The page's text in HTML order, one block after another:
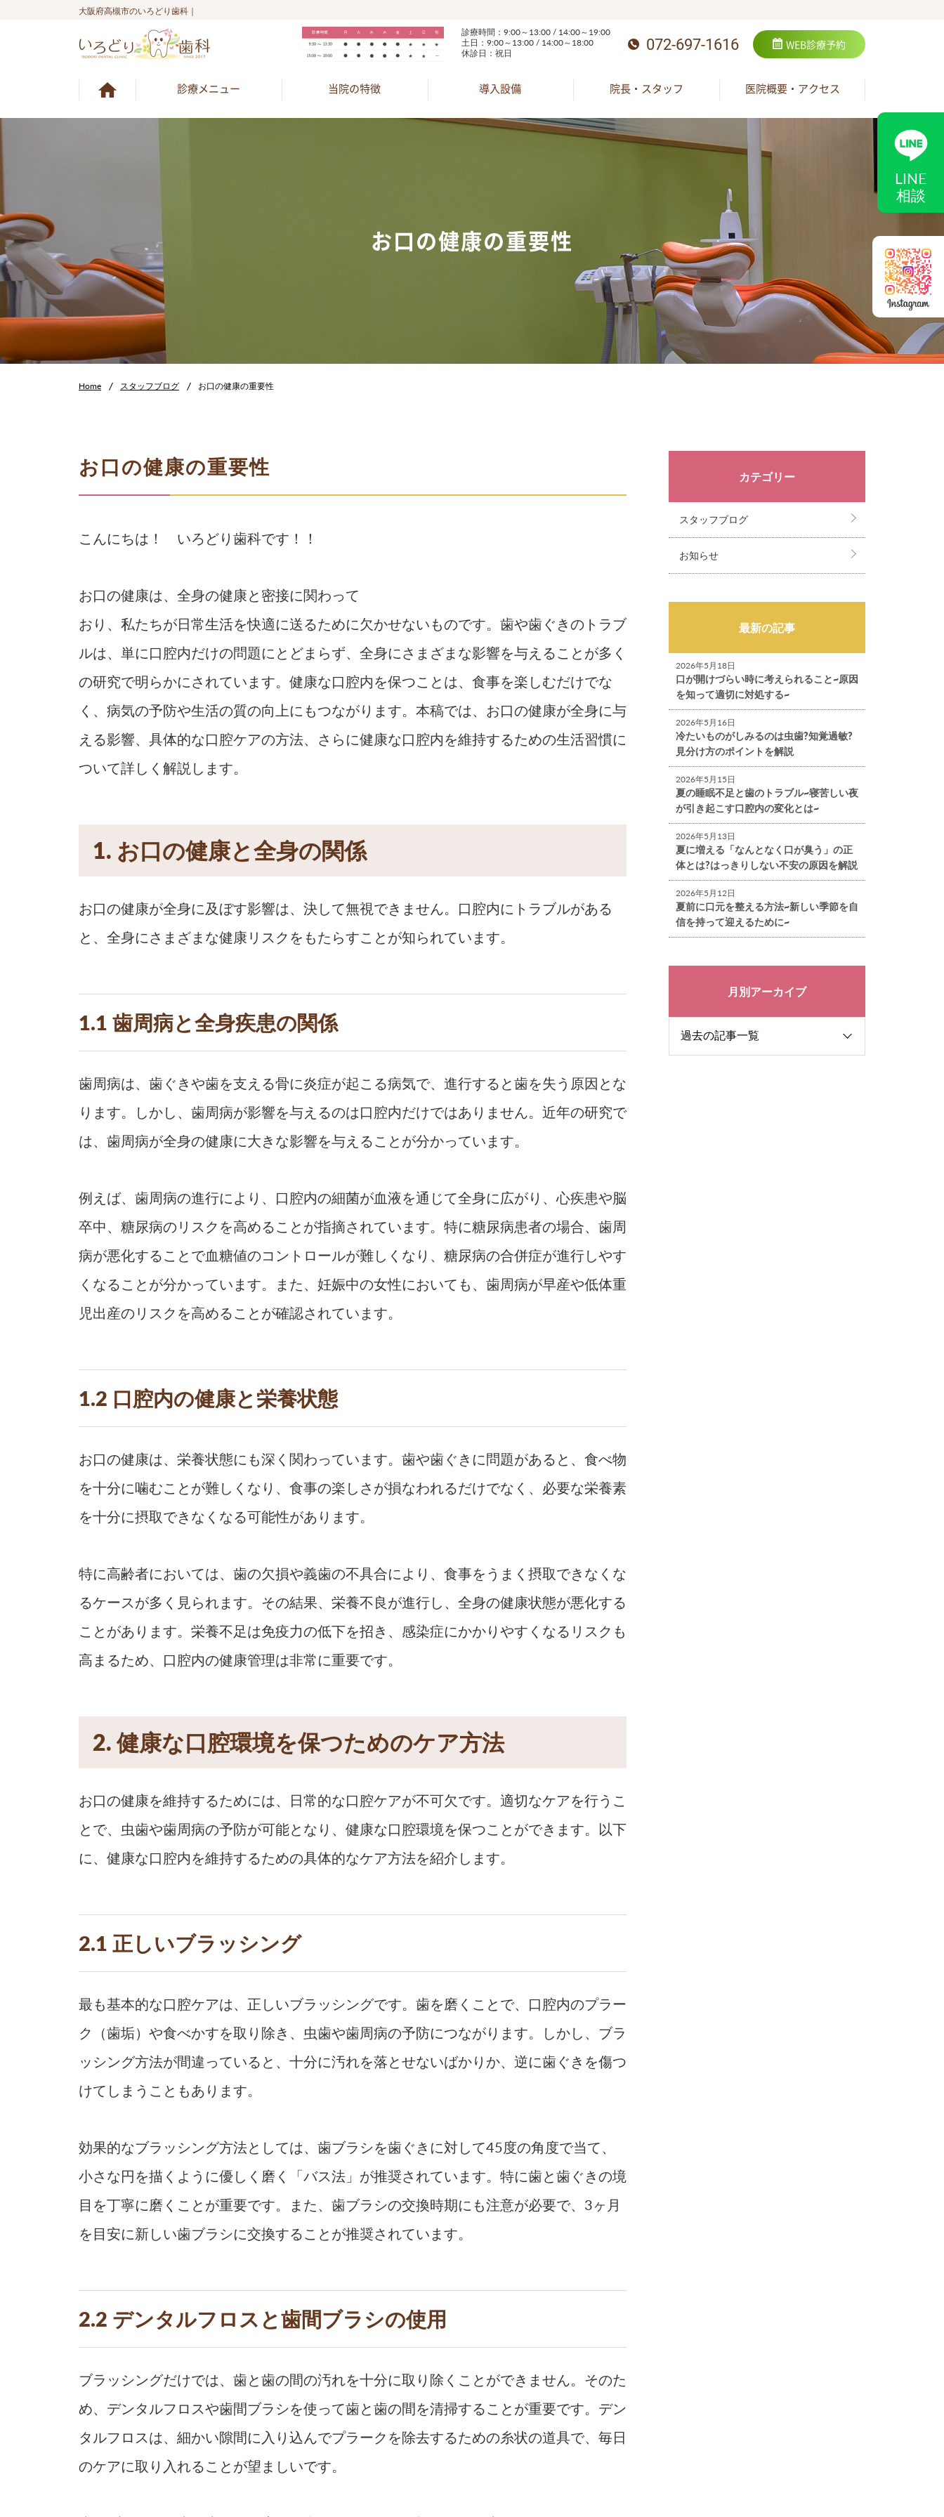
大阪府高槻市のいろどり歯科｜
診療時間：9:00～13:00 / 14:00～19:00
土日：9:00～13:00 / 14:00～18:00
休診日：祝日
072-697-1616 WEB診療予約
診療メニュー 当院の特徴 導入設備 院長・スタッフ 医院概要・アクセス
お口の健康の重要性
Home スタッフブログ お口の健康の重要性
お口の健康の重要性
こんにちは！ いろどり歯科です！！
お口の健康は、全身の健康と密接に関わって
おり、私たちが日常生活を快適に送るために欠かせないものです。歯や歯ぐきのトラブ
ルは、単に口腔内だけの問題にとどまらず、全身にさまざまな影響を与えることが多く
の研究で明らかにされています。健康な口腔内を保つことは、食事を楽しむだけでな
く、病気の予防や生活の質の向上にもつながります。本稿では、お口の健康が全身に与
える影響、具体的な口腔ケアの方法、さらに健康な口腔内を維持するための生活習慣に
ついて詳しく解説します。
1. お口の健康と全身の関係
お口の健康が全身に及ぼす影響は、決して無視できません。口腔内にトラブルがある
と、全身にさまざまな健康リスクをもたらすことが知られています。
1.1 歯周病と全身疾患の関係
歯周病は、歯ぐきや歯を支える骨に炎症が起こる病気で、進行すると歯を失う原因とな
ります。しかし、歯周病が影響を与えるのは口腔内だけではありません。近年の研究で
は、歯周病が全身の健康に大きな影響を与えることが分かっています。
例えば、歯周病の進行により、口腔内の細菌が血液を通じて全身に広がり、心疾患や脳
卒中、糖尿病のリスクを高めることが指摘されています。特に糖尿病患者の場合、歯周
病が悪化することで血糖値のコントロールが難しくなり、糖尿病の合併症が進行しやす
くなることが分かっています。また、妊娠中の女性においても、歯周病が早産や低体重
児出産のリスクを高めることが確認されています。
1.2 口腔内の健康と栄養状態
お口の健康は、栄養状態にも深く関わっています。歯や歯ぐきに問題があると、食べ物
を十分に噛むことが難しくなり、食事の楽しさが損なわれるだけでなく、必要な栄養素
を十分に摂取できなくなる可能性があります。
特に高齢者においては、歯の欠損や義歯の不具合により、食事をうまく摂取できなくな
るケースが多く見られます。その結果、栄養不良が進行し、全身の健康状態が悪化する
ことがあります。栄養不足は免疫力の低下を招き、感染症にかかりやすくなるリスクも
高まるため、口腔内の健康管理は非常に重要です。
2. 健康な口腔環境を保つためのケア方法
お口の健康を維持するためには、日常的な口腔ケアが不可欠です。適切なケアを行うこ
とで、虫歯や歯周病の予防が可能となり、健康な口腔環境を保つことができます。以下
に、健康な口腔内を維持するための具体的なケア方法を紹介します。
2.1 正しいブラッシング
最も基本的な口腔ケアは、正しいブラッシングです。歯を磨くことで、口腔内のプラー
ク（歯垢）や食べかすを取り除き、虫歯や歯周病の予防につながります。しかし、ブラ
ッシング方法が間違っていると、十分に汚れを落とせないばかりか、逆に歯ぐきを傷つ
けてしまうこともあります。
効果的なブラッシング方法としては、歯ブラシを歯ぐきに対して45度の角度で当て、
小さな円を描くように優しく磨く「バス法」が推奨されています。特に歯と歯ぐきの境
目を丁寧に磨くことが重要です。また、歯ブラシの交換時期にも注意が必要で、3ヶ月
を目安に新しい歯ブラシに交換することが推奨されています。
2.2 デンタルフロスと歯間ブラシの使用
ブラッシングだけでは、歯と歯の間の汚れを十分に取り除くことができません。そのた
め、デンタルフロスや歯間ブラシを使って歯と歯の間を清掃することが重要です。デン
タルフロスは、細かい隙間に入り込んでプラークを除去するための糸状の道具で、毎日
のケアに取り入れることが望ましいです。
カテゴリー
スタッフブログ
お知らせ
最新の記事
2026年5月18日
口が開けづらい時に考えられること~原因
を知って適切に対処する~
2026年5月16日
冷たいものがしみるのは虫歯?知覚過敏?
見分け方のポイントを解説
2026年5月15日
夏の睡眠不足と歯のトラブル~寝苦しい夜
が引き起こす口腔内の変化とは~
2026年5月13日
夏に増える「なんとなく口が臭う」の正
体とは?はっきりしない不安の原因を解説
2026年5月12日
夏前に口元を整える方法~新しい季節を自
信を持って迎えるために~
月別アーカイブ
LINE
相談